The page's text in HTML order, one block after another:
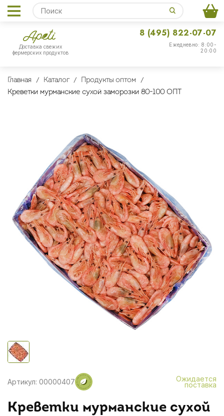
Доставка свежих
фермерских продуктов
Ежедневно: 8:00-
20:00
8 (495) 822-07-07
Главная Каталог
Продукты оптом
Креветки мурманские сухой заморозки 80-100 ОПТ
Артикул: 00000407 Ожидается
поставка
Креветки мурманские сухой